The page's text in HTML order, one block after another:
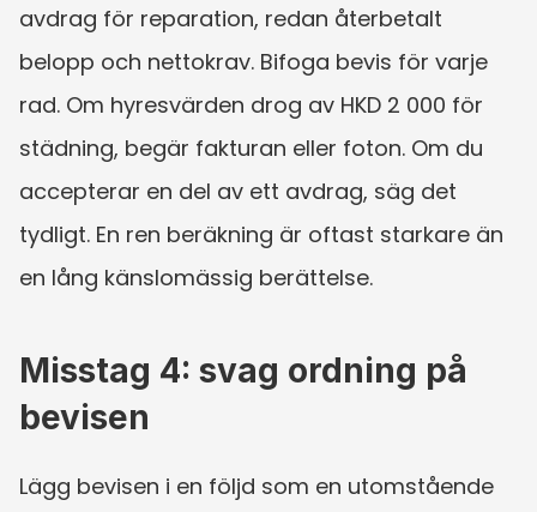
avdrag för reparation, redan återbetalt
belopp och nettokrav. Bifoga bevis för varje
rad. Om hyresvärden drog av HKD 2 000 för
städning, begär fakturan eller foton. Om du
accepterar en del av ett avdrag, säg det
tydligt. En ren beräkning är oftast starkare än
en lång känslomässig berättelse.
Misstag 4: svag ordning på
bevisen
Lägg bevisen i en följd som en utomstående